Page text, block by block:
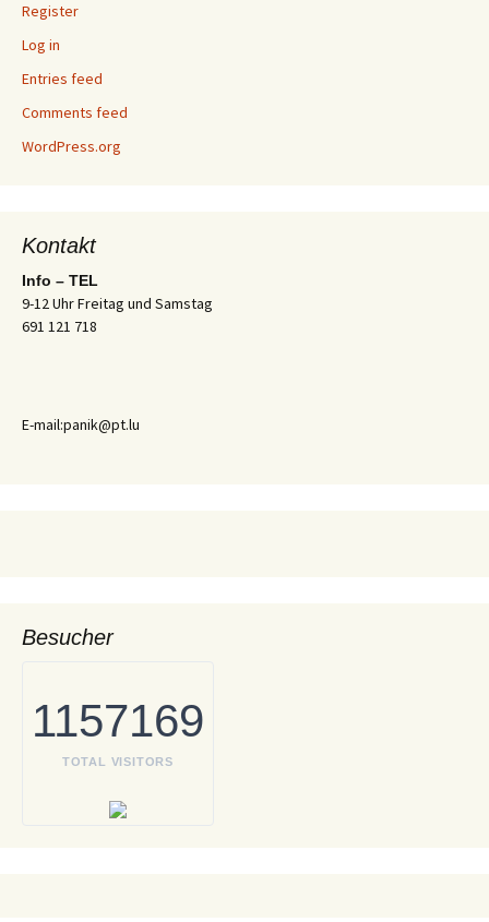
Register
Log in
Entries feed
Comments feed
WordPress.org
Kontakt
Info – TEL
9-12 Uhr Freitag und Samstag
691 121 718
E-mail:panik@pt.lu
Besucher
1157169
TOTAL VISITORS